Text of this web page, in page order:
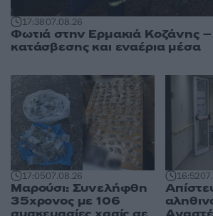
17:3807.08.26
Φωτιά στην Ερμακιά Κοζάνης
κατάσβεσης και εναέρια μέσα
17:0507.08.26
Μαρούσι: Συνελήφθη
35χρονος με 106
16:52